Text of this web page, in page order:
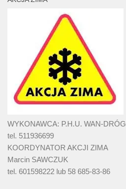
WYKONAWCA: P.H.U. WAN-DRÓG
tel. 511936699
KOORDYNATOR AKCJI ZIMA
Marcin SAWCZUK
tel. 601598222 lub 58 685-83-86